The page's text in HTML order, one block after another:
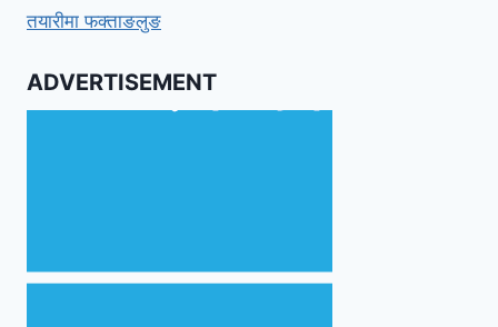
तयारीमा फक्ताङलुङ
ADVERTISEMENT